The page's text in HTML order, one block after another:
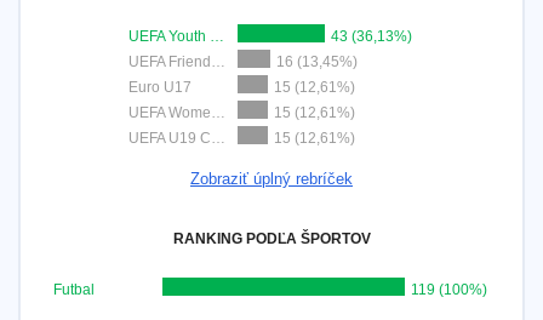
UEFA Youth League
43 (36,13%)
UEFA Friendship Cup U18
16 (13,45%)
Euro U17
15 (12,61%)
UEFA Women's U19 Championship
15 (12,61%)
UEFA U19 Championship
15 (12,61%)
Zobraziť úplný rebríček
RANKING PODĽA ŠPORTOV
Futbal 119 (100%)